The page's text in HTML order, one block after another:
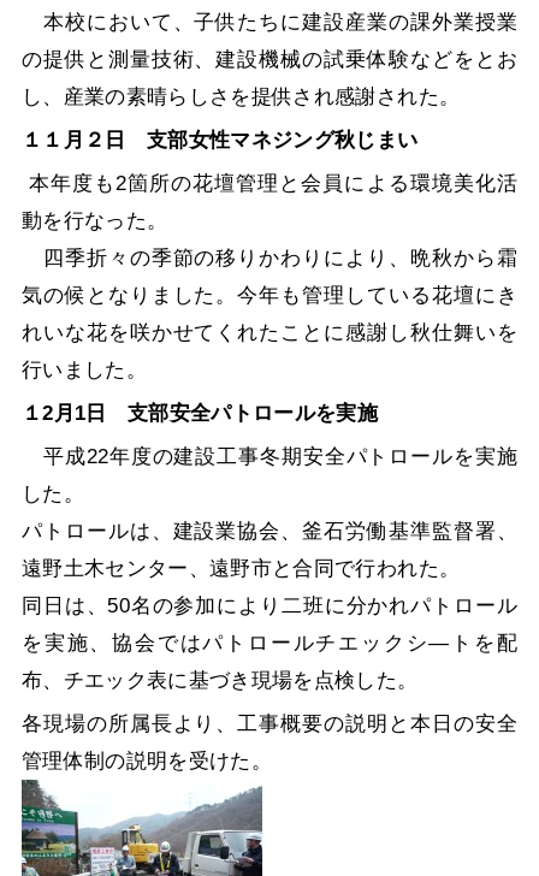
本校において、子供たちに建設産業の課外業授業
の提供と測量技術、建設機械の試乗体験などをとお
し、産業の素晴らしさを提供され感謝された。
１１月２日 支部女性マネジング秋じまい
本年度も2箇所の花壇管理と会員による環境美化活
動を行なった。
四季折々の季節の移りかわりにより、晩秋から霜
気の候となりました。今年も管理している花壇にき
れいな花を咲かせてくれたことに感謝し秋仕舞いを
行いました。
１2月1日 支部安全パトロールを実施
平成22年度の建設工事冬期安全パトロールを実施
した。
パトロールは、建設業協会、釜石労働基準監督署、
遠野土木センター、遠野市と合同で行われた。
同日は、50名の参加により二班に分かれパトロール
を実施、協会ではパトロールチエックシ―トを配
布、チエック表に基づき現場を点検した。
各現場の所属長より、工事概要の説明と本日の安全
管理体制の説明を受けた。